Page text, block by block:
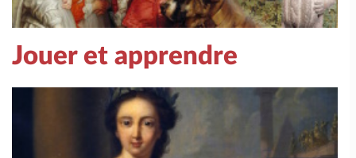
Jouer et apprendre